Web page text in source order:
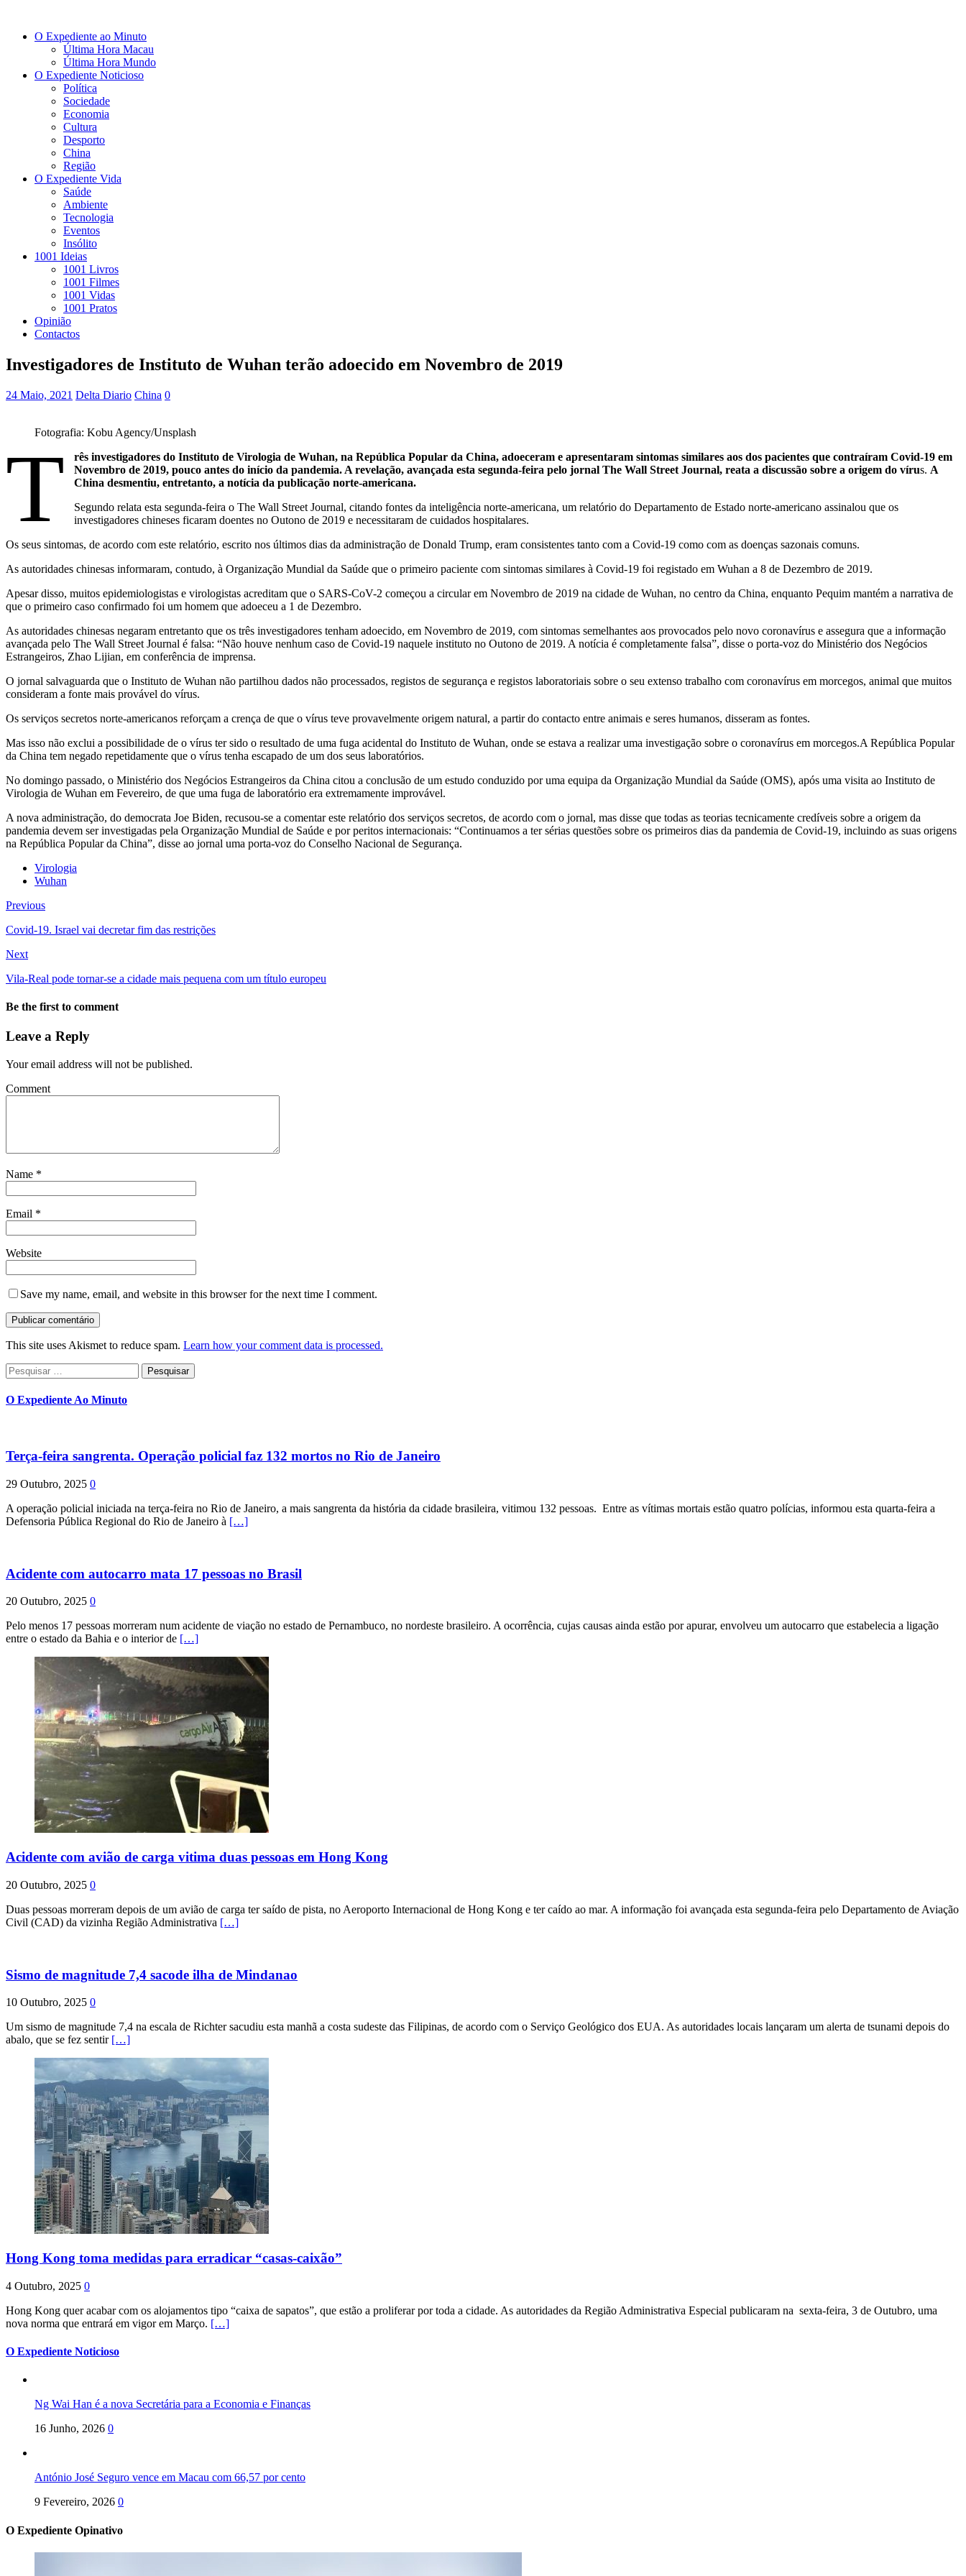
O Expediente ao Minuto
Última Hora Macau
Última Hora Mundo
O Expediente Noticioso
Política
Sociedade
Economia
Cultura
Desporto
China
Região
O Expediente Vida
Saúde
Ambiente
Tecnologia
Eventos
Insólito
1001 Ideias
1001 Livros
1001 Filmes
1001 Vidas
1001 Pratos
Opinião
Contactos
Investigadores de Instituto de Wuhan terão adoecido em Novembro de 2019
24 Maio, 2021 Delta Diario China 0
Fotografia: Kobu Agency/Unsplash
T
rês investigadores do Instituto de Virologia de Wuhan, na República Popular da China, adoeceram e apresentaram sintomas similares aos dos pacientes que contraíram Covid-19 em
Novembro de 2019, pouco antes do início da pandemia. A revelação, avançada esta segunda-feira pelo jornal The Wall Street Journal, reata a discussão sobre a origem do vírus. A
China desmentiu, entretanto, a notícia da publicação norte-americana.
Segundo relata esta segunda-feira o The Wall Street Journal, citando fontes da inteligência norte-americana, um relatório do Departamento de Estado norte-americano assinalou que os
investigadores chineses ficaram doentes no Outono de 2019 e necessitaram de cuidados hospitalares.
Os seus sintomas, de acordo com este relatório, escrito nos últimos dias da administração de Donald Trump, eram consistentes tanto com a Covid-19 como com as doenças sazonais comuns.
As autoridades chinesas informaram, contudo, à Organização Mundial da Saúde que o primeiro paciente com sintomas similares à Covid-19 foi registado em Wuhan a 8 de Dezembro de 2019.
Apesar disso, muitos epidemiologistas e virologistas acreditam que o SARS-CoV-2 começou a circular em Novembro de 2019 na cidade de Wuhan, no centro da China, enquanto Pequim mantém a narrativa de
que o primeiro caso confirmado foi um homem que adoeceu a 1 de Dezembro.
As autoridades chinesas negaram entretanto que os três investigadores tenham adoecido, em Novembro de 2019, com sintomas semelhantes aos provocados pelo novo coronavírus e assegura que a informação
avançada pelo The Wall Street Journal é falsa: “Não houve nenhum caso de Covid-19 naquele instituto no Outono de 2019. A notícia é completamente falsa”, disse o porta-voz do Ministério dos Negócios
Estrangeiros, Zhao Lijian, em conferência de imprensa.
O jornal salvaguarda que o Instituto de Wuhan não partilhou dados não processados, registos de segurança e registos laboratoriais sobre o seu extenso trabalho com coronavírus em morcegos, animal que muitos
consideram a fonte mais provável do vírus.
Os serviços secretos norte-americanos reforçam a crença de que o vírus teve provavelmente origem natural, a partir do contacto entre animais e seres humanos, disseram as fontes.
Mas isso não exclui a possibilidade de o vírus ter sido o resultado de uma fuga acidental do Instituto de Wuhan, onde se estava a realizar uma investigação sobre o coronavírus em morcegos.A República Popular
da China tem negado repetidamente que o vírus tenha escapado de um dos seus laboratórios.
No domingo passado, o Ministério dos Negócios Estrangeiros da China citou a conclusão de um estudo conduzido por uma equipa da Organização Mundial da Saúde (OMS), após uma visita ao Instituto de
Virologia de Wuhan em Fevereiro, de que uma fuga de laboratório era extremamente improvável.
A nova administração, do democrata Joe Biden, recusou-se a comentar este relatório dos serviços secretos, de acordo com o jornal, mas disse que todas as teorias tecnicamente credíveis sobre a origem da
pandemia devem ser investigadas pela Organização Mundial de Saúde e por peritos internacionais: “Continuamos a ter sérias questões sobre os primeiros dias da pandemia de Covid-19, incluindo as suas origens
na República Popular da China”, disse ao jornal uma porta-voz do Conselho Nacional de Segurança.
Virologia
Wuhan
Previous
Covid-19. Israel vai decretar fim das restrições
Next
Vila-Real pode tornar-se a cidade mais pequena com um título europeu
Be the first to comment
Leave a Reply
Your email address will not be published.
Comment
Name *
Email *
Website
Save my name, email, and website in this browser for the next time I comment.
This site uses Akismet to reduce spam. Learn how your comment data is processed.
Pesquisar
por:
O Expediente Ao Minuto
Terça-feira sangrenta. Operação policial faz 132 mortos no Rio de Janeiro
29 Outubro, 2025 0
A operação policial iniciada na terça-feira no Rio de Janeiro, a mais sangrenta da história da cidade brasileira, vitimou 132 pessoas. Entre as vítimas mortais estão quatro polícias, informou esta quarta-feira a
Defensoria Pública Regional do Rio de Janeiro à […]
Acidente com autocarro mata 17 pessoas no Brasil
20 Outubro, 2025 0
Pelo menos 17 pessoas morreram num acidente de viação no estado de Pernambuco, no nordeste brasileiro. A ocorrência, cujas causas ainda estão por apurar, envolveu um autocarro que estabelecia a ligação
entre o estado da Bahia e o interior de […]
Acidente com avião de carga vitima duas pessoas em Hong Kong
20 Outubro, 2025 0
Duas pessoas morreram depois de um avião de carga ter saído de pista, no Aeroporto Internacional de Hong Kong e ter caído ao mar. A informação foi avançada esta segunda-feira pelo Departamento de Aviação
Civil (CAD) da vizinha Região Administrativa […]
Sismo de magnitude 7,4 sacode ilha de Mindanao
10 Outubro, 2025 0
Um sismo de magnitude 7,4 na escala de Richter sacudiu esta manhã a costa sudeste das Filipinas, de acordo com o Serviço Geológico dos EUA. As autoridades locais lançaram um alerta de tsunami depois do
abalo, que se fez sentir […]
Hong Kong toma medidas para erradicar “casas-caixão”
4 Outubro, 2025 0
Hong Kong quer acabar com os alojamentos tipo “caixa de sapatos”, que estão a proliferar por toda a cidade. As autoridades da Região Administrativa Especial publicaram na sexta-feira, 3 de Outubro, uma
nova norma que entrará em vigor em Março. […]
O Expediente Noticioso
Ng Wai Han é a nova Secretária para a Economia e Finanças
16 Junho, 2026 0
António José Seguro vence em Macau com 66,57 por cento
9 Fevereiro, 2026 0
O Expediente Opinativo